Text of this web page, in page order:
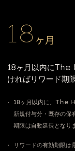
18 ヶ月
18ヶ月以内にThe
ければリワード期
18ヶ月以内に、The
新規付与分・既存の保
期限は自動延長となり
リワードの有効期限は